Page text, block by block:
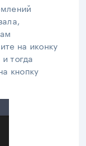
на иконку
тогда
кнопку